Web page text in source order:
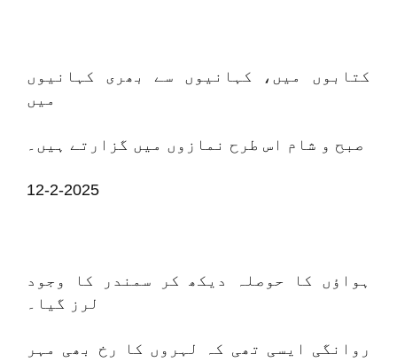
کتابوں میں، کہانیوں سے بھری کہانیوں
میں
صبح و شام اس طرح نمازوں میں گزارتے ہیں۔
12-2-2025
ہواؤں کا حوصلہ دیکھ کر سمندر کا وجود
لرز گیا۔
روانگی ایسی تھی کہ لہروں کا رخ بھی مہر